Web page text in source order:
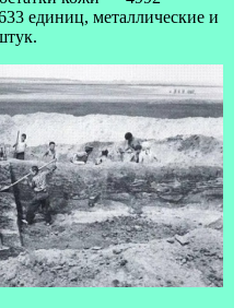
единиц, металлические и